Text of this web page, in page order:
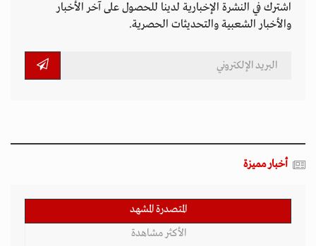
اشترك في النشرة الإخبارية لدينا للحصول على آخر الأخبار
والأخبار الشعبية والتحديثات الحصرية.
أخبار مميزة
المتصدرة المشهد
الأكثر مشاهدة